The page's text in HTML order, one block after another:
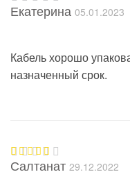
Оценка5
Екатерина 05.01.2023
Кабель хорошо
назначенный срок.
Оценка5
Салтанат 29.12.2022